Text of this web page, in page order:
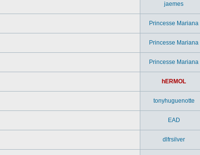
jaemes
Princesse Mariana
Princesse Mariana
Princesse Mariana
hERMOL
tonyhuguenotte
EAD
dlfrsilver